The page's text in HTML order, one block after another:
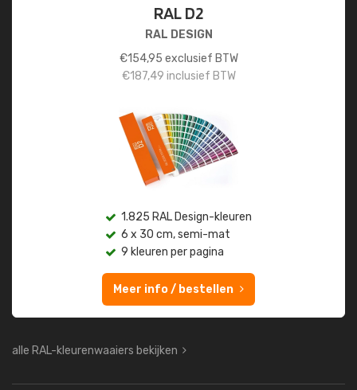
RAL D2
RAL DESIGN
€154,95 exclusief BTW
€187,49 inclusief BTW
1.825 RAL Design-kleuren
6 x 30 cm, semi-mat
9 kleuren per pagina
Meer info / bestellen
alle RAL-kleurenwaaiers bekijken